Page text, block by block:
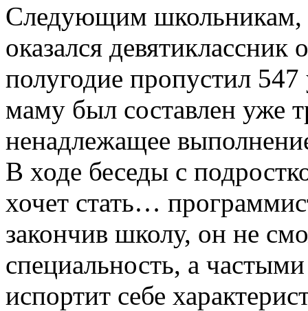
Следующим школьникам,
оказался
полугодие пропустил
маму был составлен уже
ненадлежащее
В ходе беседы с
хочет стать…
закончив школу, он не
специальность, а
испортит себе